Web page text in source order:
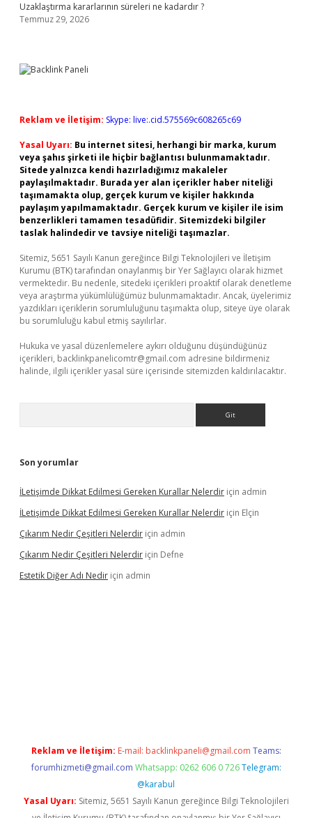
Uzaklaştırma kararlarının süreleri ne kadardır ?
Temmuz 29, 2026
Reklam ve İletişim: Skype: live:.cid.575569c608265c69
Yasal Uyarı: Bu internet sitesi, herhangi bir marka, kurum
veya şahıs şirketi ile hiçbir bağlantısı bulunmamaktadır.
Sitede yalnızca kendi hazırladığımız makaleler
paylaşılmaktadır. Burada yer alan içerikler haber niteliği
taşımamakta olup, gerçek kurum ve kişiler hakkında
paylaşım yapılmamaktadır. Gerçek kurum ve kişiler ile isim
benzerlikleri tamamen tesadüfidir. Sitemizdeki bilgiler
taslak halindedir ve tavsiye niteliği taşımazlar.
Sitemiz, 5651 Sayılı Kanun gereğince Bilgi Teknolojileri ve İletişim
Kurumu (BTK) tarafından onaylanmış bir Yer Sağlayıcı olarak hizmet
vermektedir. Bu nedenle, sitedeki içerikleri proaktif olarak denetleme
veya araştırma yükümlülüğümüz bulunmamaktadır. Ancak, üyelerimiz
yazdıkları içeriklerin sorumluluğunu taşımakta olup, siteye üye olarak
bu sorumluluğu kabul etmiş sayılırlar.
Hukuka ve yasal düzenlemelere aykırı olduğunu düşündüğünüz
içerikleri, backlinkpanelicomtr@gmail.com adresine bildirmeniz
halinde, ilgili içerikler yasal süre içerisinde sitemizden kaldırılacaktır.
Son yorumlar
İLetişimde Dikkat Edilmesi Gereken Kurallar Nelerdir için admin
İLetişimde Dikkat Edilmesi Gereken Kurallar Nelerdir için Elçin
Çıkarım Nedir Çeşitleri Nelerdir için admin
Çıkarım Nedir Çeşitleri Nelerdir için Defne
Estetik Diğer Adı Nedir için admin
Reklam ve İletişim: E-mail: backlinkpaneli@gmail.com Teams:
forumhizmeti@gmail.com Whatsapp: 0262 606 0 726 Telegram:
@karabul
Yasal Uyarı: Sitemiz, 5651 Sayılı Kanun gereğince Bilgi Teknolojileri